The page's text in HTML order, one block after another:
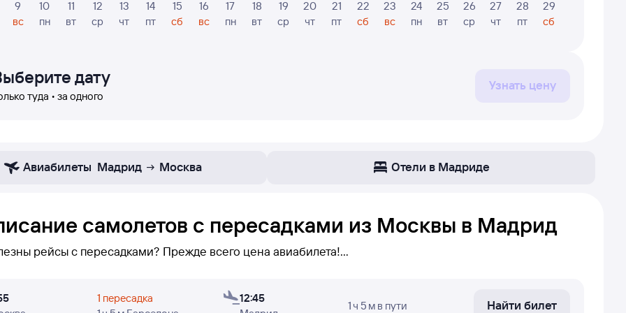
9
вс
10
пн
11
вт
12
ср
13
чт
14
пт
15
сб
16
вс
17
пн
18
вт
19
ср
20
чт
21
пт
22
сб
23
вс
24
пн
25
вт
26
ср
27
чт
28
пт
29
сб
дату
туда • за одного
Узнать цену
Авиабилеты Мадрид Москва Отели в Мадриде
самолетов с пересадками из Москвы в Мадрид
рейсы с пересадками? Прежде всего цена авиабилета!
по направлению Москва — Мадрид не оказалось, или вам необходимо сделать пересадку в нужном
1 пересадка
12:45
1 ч 5 м в пути Найти билет